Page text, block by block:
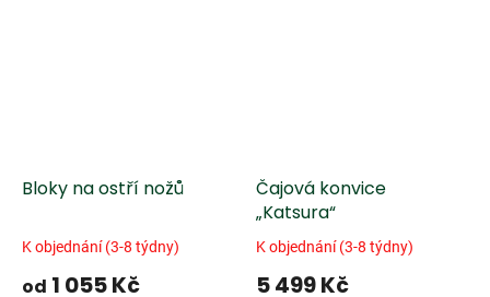
Bloky na ostří nožů
K objednání (3-8 týdny)
od 1 055 Kč
Čajová konvice
„Katsura“
K objednání (3-8 týdny)
5 499 Kč